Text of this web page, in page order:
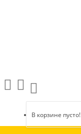
В корзине пусто!